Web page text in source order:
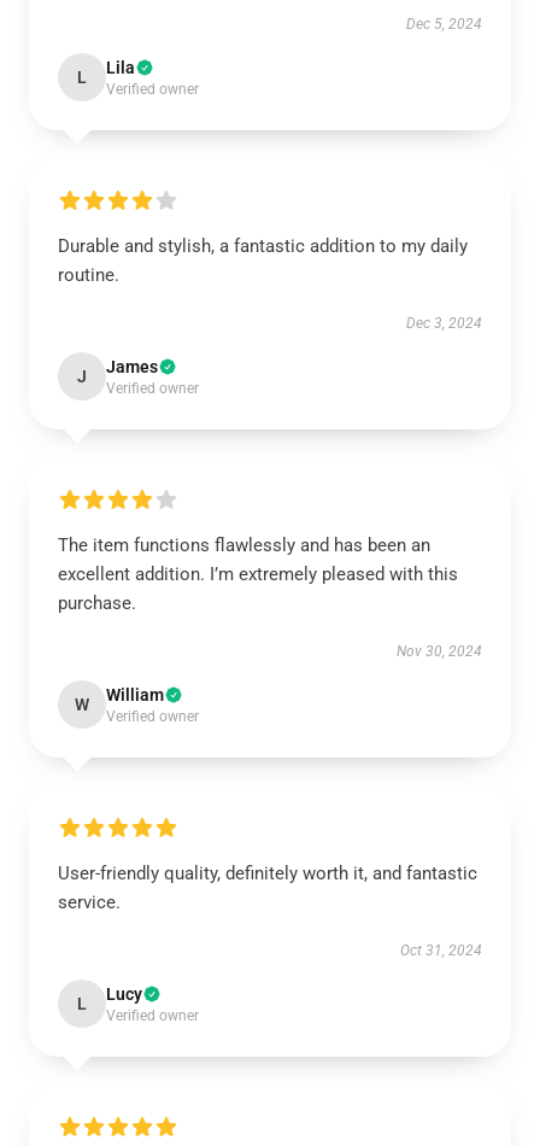
Dec 5, 2024
L Lila
Verified owner
Durable and stylish, a fantastic addition to my daily
routine.
Dec 3, 2024
J James
Verified owner
The item functions flawlessly and has been an
excellent addition. I’m extremely pleased with this
purchase.
Nov 30, 2024
W William
Verified owner
User-friendly quality, definitely worth it, and fantastic
service.
Oct 31, 2024
L Lucy
Verified owner